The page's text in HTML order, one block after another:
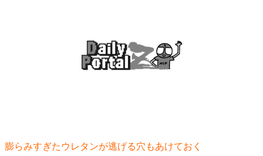
膨らみすぎたウレタンが逃げる穴もあけておく